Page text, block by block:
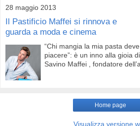
28 maggio 2013
Il Pastificio Maffei si rinnova e
guarda a moda e cinema
“Chi mangia la mia pasta
piacere”: è un inno alla gioia
Savino Maffei , fondatore
Home page
Visualizza versione